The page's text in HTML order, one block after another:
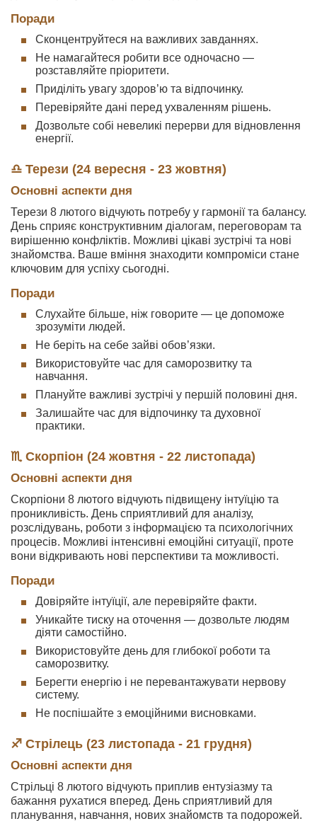
Поради
Сконцентруйтеся на важливих завданнях.
Не намагайтеся робити все одночасно —
розставляйте пріоритети.
Приділіть увагу здоров’ю та відпочинку.
Перевіряйте дані перед ухваленням рішень.
Дозвольте собі невеликі перерви для відновлення
енергії.
♎ Терези (24 вересня - 23 жовтня)
Основні аспекти дня
Терези 8 лютого відчують потребу у гармонії та балансу.
День сприяє конструктивним діалогам, переговорам та
вирішенню конфліктів. Можливі цікаві зустрічі та нові
знайомства. Ваше вміння знаходити компроміси стане
ключовим для успіху сьогодні.
Поради
Слухайте більше, ніж говорите — це допоможе
зрозуміти людей.
Не беріть на себе зайві обов’язки.
Використовуйте час для саморозвитку та
навчання.
Плануйте важливі зустрічі у першій половині дня.
Залишайте час для відпочинку та духовної
практики.
♏ Скорпіон (24 жовтня - 22 листопада)
Основні аспекти дня
Скорпіони 8 лютого відчують підвищену інтуїцію та
проникливість. День сприятливий для аналізу,
розслідувань, роботи з інформацією та психологічних
процесів. Можливі інтенсивні емоційні ситуації, проте
вони відкривають нові перспективи та можливості.
Поради
Довіряйте інтуїції, але перевіряйте факти.
Уникайте тиску на оточення — дозвольте людям
діяти самостійно.
Використовуйте день для глибокої роботи та
саморозвитку.
Берегти енергію і не перевантажувати нервову
систему.
Не поспішайте з емоційними висновками.
♐ Стрілець (23 листопада - 21 грудня)
Основні аспекти дня
Стрільці 8 лютого відчують приплив ентузіазму та
бажання рухатися вперед. День сприятливий для
планування, навчання, нових знайомств та подорожей.